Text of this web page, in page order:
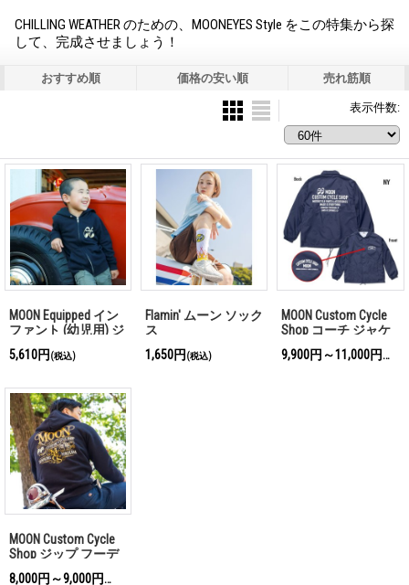
CHILLING WEATHER のための、MOONEYES Style をこの特集から探
して、完成させましょう！
おすすめ順 価格の安い順 売れ筋順
表示件数:
MOON Equipped イン
ファント (幼児用) ジ
5,610円 (税込)
Flamin' ムーン ソック
ス
1,650円 (税込)
MOON Custom Cycle
Shop コーチ ジャケ
9,900円～11,000円
(税込)
MOON Custom Cycle
Shop ジップ フーデ
8,000円～9,000円
(税込)